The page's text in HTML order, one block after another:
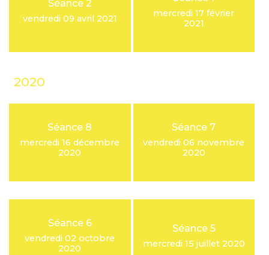
Séance 2
vendredi 09 avril 2021
mercredi 17 février
2021
2020
Séance 8
mercredi 16 décembre
2020
Séance 7
vendredi 06 novembre
2020
Séance 6
vendredi 02 octobre
2020
Séance 5
mercredi 15 juillet 2020